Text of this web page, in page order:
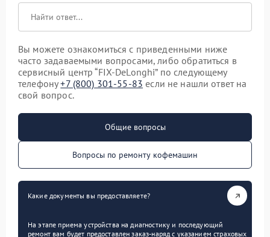
Вы можете ознакомиться с приведенными ниже
часто задаваемыми вопросами, либо обратиться в
сервисный центр “FIX-DeLonghi” по следующему
телефону+7 (800) 301-55-83 если не нашли ответ на
свой вопрос.
Общие вопросы
Вопросы по ремонту кофемашин
Какие документы вы предоставляете?
На этапе приема устройства на диагностику и последующий
ремонт вам будет предоставлен заказ-наряд с указанием страховых